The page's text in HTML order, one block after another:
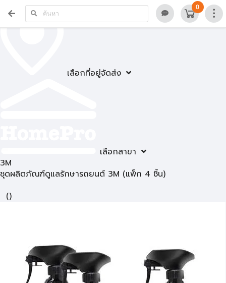
เลือกที่อยู่จัดส่ง
เลือกสาขา
0
3M
ชุดผลิตภัณฑ์ดูแลรักษารถยนต์ 3M (แพ็ก 4 ชิ้น)
()